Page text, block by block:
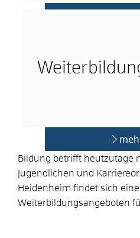
Bildung betrifft heutzutage
Jugendlichen und
Heidenheim findet sich
Weiterbildungsangeboten